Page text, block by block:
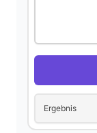
Ergebnis